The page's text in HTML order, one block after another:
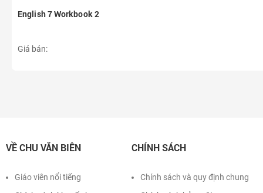
English 7 Workbook 2
Giá bán:
VỀ CHU VĂN BIÊN
Giáo viên nổi tiếng
CHÍNH SÁCH
Chính sách và quy định chung